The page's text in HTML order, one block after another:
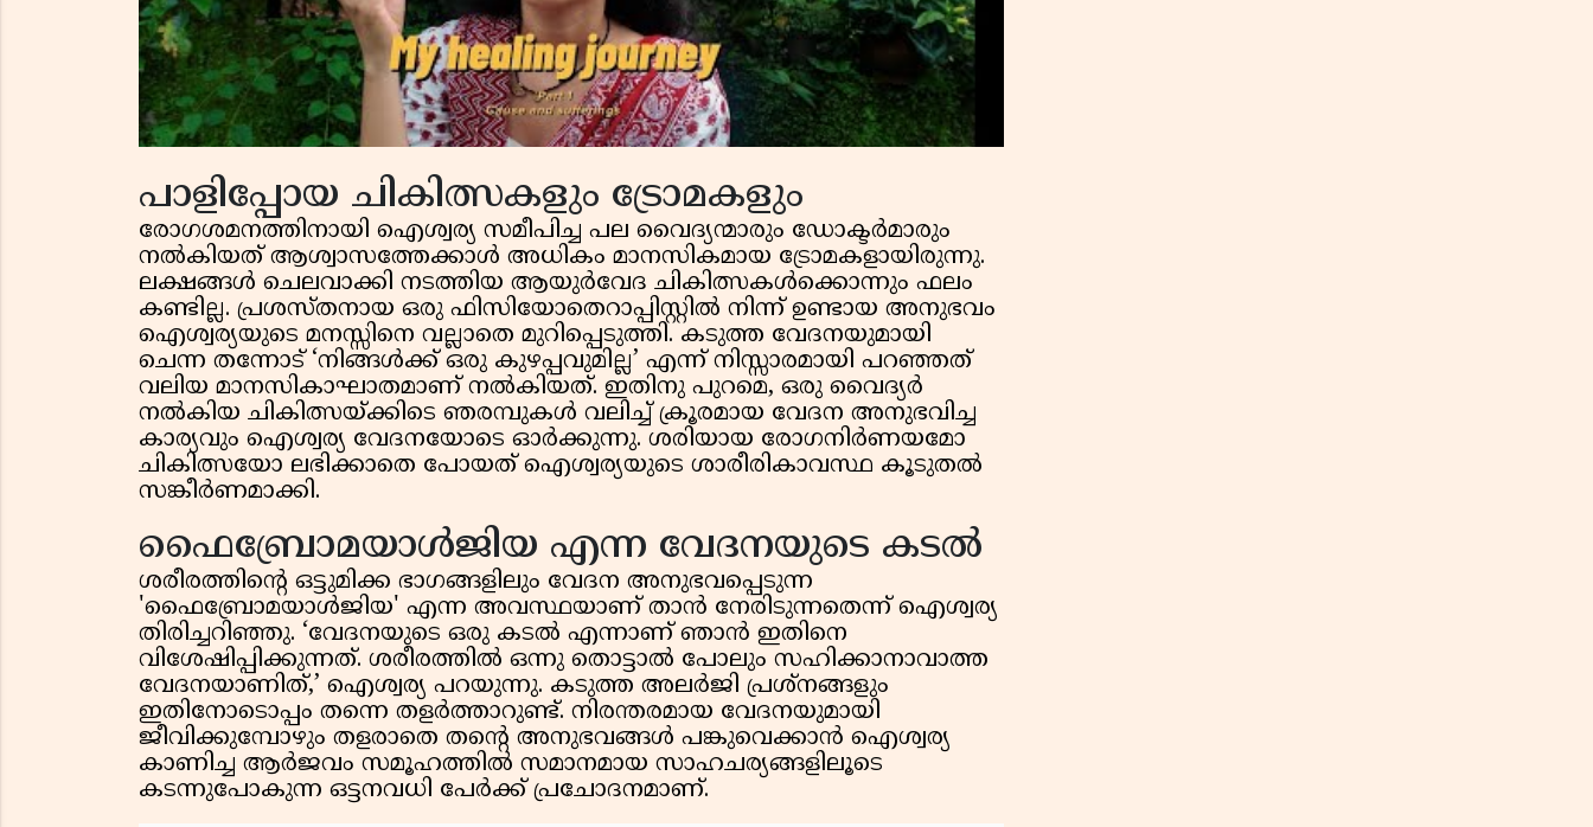
പാളിപ്പോയ ചികിത്സകളും ട്രോമകളും
രോഗശമനത്തിനായി ഐശ്വര്യ സമീപിച്ച പല വൈദ്യന്മാരും ഡോക്ടർമാരും
നൽകിയത് ആശ്വാസത്തേക്കാൾ അധികം മാനസികമായ ട്രോമകളായിരുന്നു.
ലക്ഷങ്ങൾ ചെലവാക്കി നടത്തിയ ആയുർവേദ ചികിത്സകൾക്കൊന്നും ഫലം
കണ്ടില്ല. പ്രശസ്തനായ ഒരു ഫിസിയോതെറാപ്പിസ്റ്റിൽ നിന്ന് ഉണ്ടായ അനുഭവം
ഐശ്വര്യയുടെ മനസ്സിനെ വല്ലാതെ മുറിപ്പെടുത്തി. കടുത്ത വേദനയുമായി
ചെന്ന തന്നോട് ‘നിങ്ങൾക്ക് ഒരു കുഴപ്പവുമില്ല’ എന്ന് നിസ്സാരമായി പറഞ്ഞത്
വലിയ മാനസികാഘാതമാണ് നൽകിയത്. ഇതിനു പുറമെ, ഒരു വൈദ്യർ
നൽകിയ ചികിത്സയ്ക്കിടെ ഞരമ്പുകൾ വലിച്ച് ക്രൂരമായ വേദന അനുഭവിച്ച
കാര്യവും ഐശ്വര്യ വേദനയോടെ ഓർക്കുന്നു. ശരിയായ രോഗനിർണയമോ
ചികിത്സയോ ലഭിക്കാതെ പോയത് ഐശ്വര്യയുടെ ശാരീരികാവസ്ഥ കൂടുതൽ
സങ്കീർണമാക്കി.
ഫൈബ്രോമയാൾജിയ എന്ന വേദനയുടെ കടൽ
ശരീരത്തിൻ്റെ ഒട്ടുമിക്ക ഭാഗങ്ങളിലും വേദന അനുഭവപ്പെടുന്ന
'ഫൈബ്രോമയാൾജിയ' എന്ന അവസ്ഥയാണ് താൻ നേരിടുന്നതെന്ന് ഐശ്വര്യ
തിരിച്ചറിഞ്ഞു. ‘വേദനയുടെ ഒരു കടൽ എന്നാണ് ഞാൻ ഇതിനെ
വിശേഷിപ്പിക്കുന്നത്. ശരീരത്തിൽ ഒന്നു തൊട്ടാൽ പോലും സഹിക്കാനാവാത്ത
വേദനയാണിത്,’ ഐശ്വര്യ പറയുന്നു. കടുത്ത അലർജി പ്രശ്നങ്ങളും
ഇതിനോടൊപ്പം തന്നെ തളർത്താറുണ്ട്. നിരന്തരമായ വേദനയുമായി
ജീവിക്കുമ്പോഴും തളരാതെ തൻ്റെ അനുഭവങ്ങൾ പങ്കുവെക്കാൻ ഐശ്വര്യ
കാണിച്ച ആർജവം സമൂഹത്തിൽ സമാനമായ സാഹചര്യങ്ങളിലൂടെ
കടന്നുപോകുന്ന ഒട്ടനവധി പേർക്ക് പ്രചോദനമാണ്.